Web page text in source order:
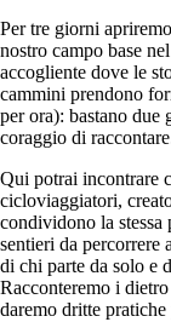
Per tre giorni
nostro campo base
accogliente dove le
cammini prendono
per ora): bastano due
coraggio di
Qui potrai incontrare
cicloviaggiatori,
condividono la stessa
sentieri da
di chi parte da solo e
Racconteremo i
daremo dritte